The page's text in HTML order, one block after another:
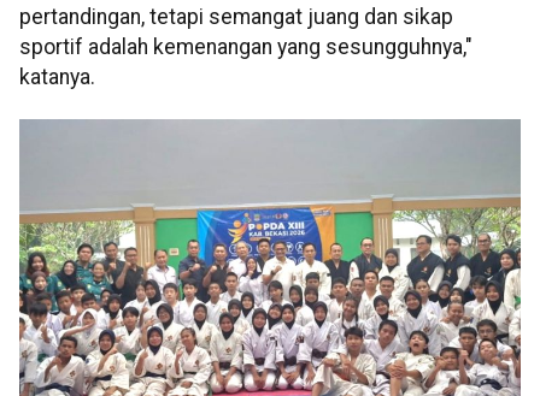
pertandingan, tetapi semangat juang dan sikap
sportif adalah kemenangan yang sesungguhnya,"
katanya.